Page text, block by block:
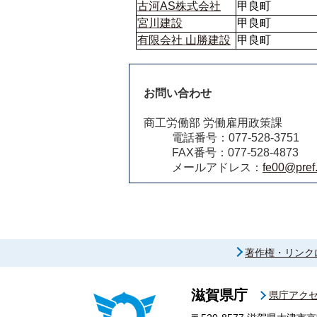
古河AS株式会社
甲良町
宮川建設
甲良町
有限会社 山勝建設
甲良町
お問い合わせ
商工労働部 労働雇用政策課
電話番号：077‐528‐3751
FAX番号：077‐528‐4873
メールアドレス：
著作権・リンク
滋賀県庁
県庁アク